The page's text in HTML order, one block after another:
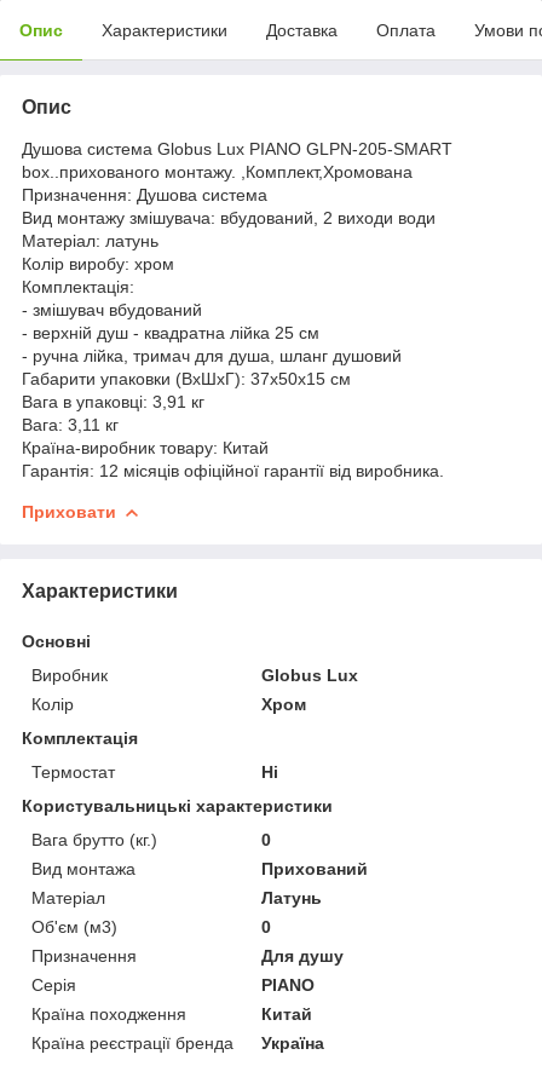
Опис Характеристики Доставка Оплата Умови
Опис
Душова система Globus Lux PIANO GLPN-205-SMART
box..прихованого монтажу. ,Комплект,Хромована
Призначення: Душова система
Вид монтажу змішувача: вбудований, 2 виходи води
Матеріал: латунь
Колір виробу: хром
Комплектація:
- змішувач вбудований
- верхній душ - квадратна лійка 25 см
- ручна лійка, тримач для душа, шланг душовий
Габарити упаковки (ВхШхГ): 37х50х15 см
Вага в упаковці: 3,91 кг
Вага: 3,11 кг
Країна-виробник товару: Китай
Гарантія: 12 місяців офіційної гарантії від виробника.
Приховати
Характеристики
Основні
Виробник
Globus Lux
Колір
Хром
Комплектація
Термостат
Ні
Користувальницькі характеристики
Вага брутто (кг.)
0
Вид монтажа
Прихований
Матеріал
Латунь
Об'єм (м3)
0
Призначення
Для душу
Серія
PIANO
Країна походження
Китай
Країна реєстрації бренда
Україна